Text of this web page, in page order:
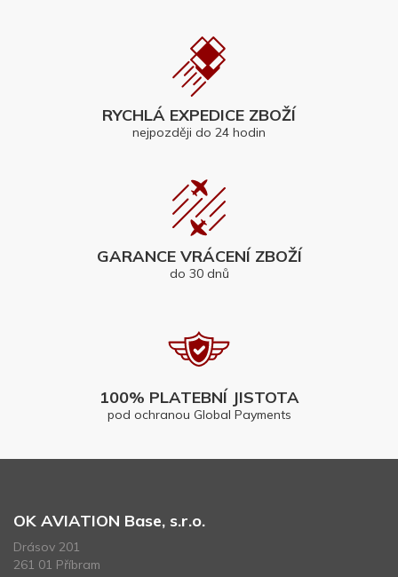
RYCHLÁ EXPEDICE ZBOŽÍ
nejpozději do 24 hodin
GARANCE VRÁCENÍ ZBOŽÍ
do 30 dnů
100% PLATEBNÍ JISTOTA
pod ochranou Global Payments
OK AVIATION Base, s.r.o.
Drásov 201
261 01 Příbram